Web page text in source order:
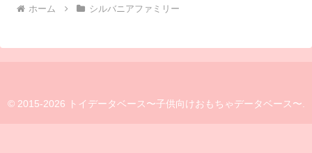
ホーム シルバニアファミリー
© 2015-2026 トイデータベース〜子供向けおもちゃデータベース〜.